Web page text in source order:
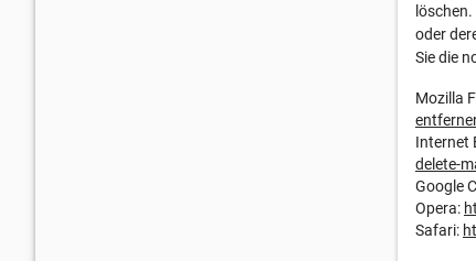
oder
Sie die
Mozilla
Internet
delete-
Google
Opera:
Safari: